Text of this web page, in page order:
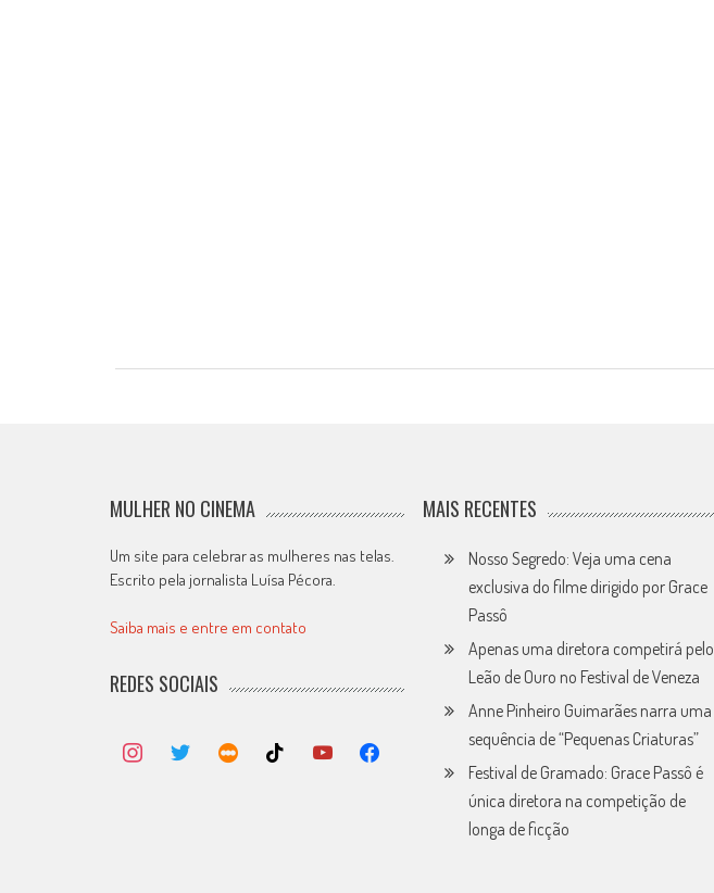
MULHER NO CINEMA
Um site para celebrar as mulheres nas telas.
Escrito pela jornalista Luísa Pécora.
Saiba mais e entre em contato
REDES SOCIAIS
MAIS RECENTES
Nosso Segredo: Veja uma cena
exclusiva do filme dirigido por Grace
Passô
Apenas uma diretora competirá pelo
Leão de Ouro no Festival de Veneza
Anne Pinheiro Guimarães narra uma
sequência de “Pequenas Criaturas”
Festival de Gramado: Grace Passô é
única diretora na competição de
longa de ficção